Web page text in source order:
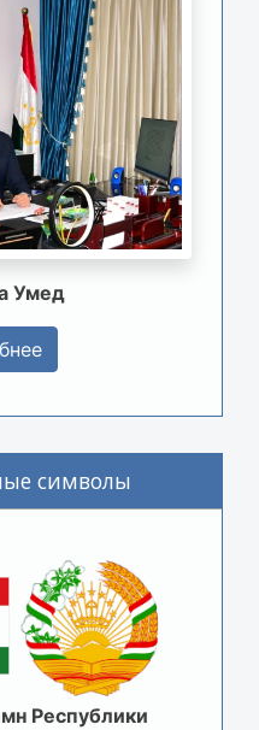
Умед
символы
Республики